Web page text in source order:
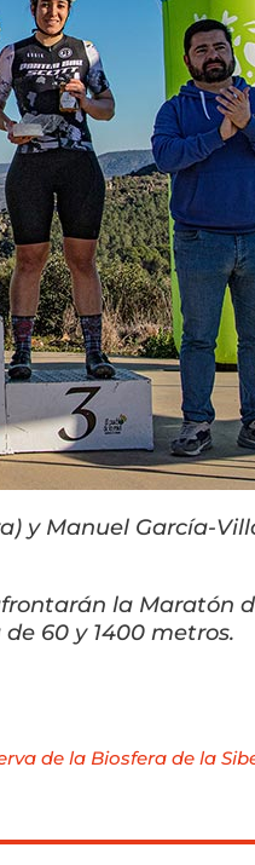
y Manuel García-
la Maratón
60 y 1400 metros.
de la Biosfera de la